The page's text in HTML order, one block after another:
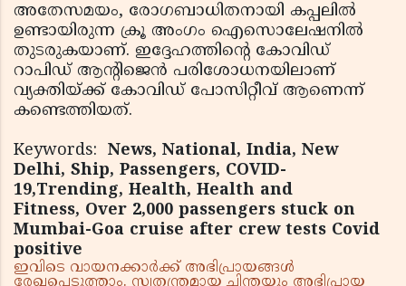
അതേസമയം, രോഗബാധിതനായി കപ്പലില്‍
ഉണ്ടായിരുന്ന ക്രൂ അംഗം ഐസൊലേഷനില്‍
തുടരുകയാണ്. ഇദ്ദേഹത്തിന്റെ കോവിഡ്
റാപിഡ് ആന്റിജെന്‍ പരിശോധനയിലാണ്
വ്യക്തിയ്ക്ക് കോവിഡ് പോസിറ്റീവ് ആണെന്ന്
കണ്ടെത്തിയത്.
Keywords: News, National, India, New
Delhi, Ship, Passengers, COVID-
19,Trending, Health, Health and
Fitness, Over 2,000 passengers stuck on
Mumbai-Goa cruise after crew tests Covid
positive
ഇവിടെ വായനക്കാർക്ക് അഭിപ്രായങ്ങൾ